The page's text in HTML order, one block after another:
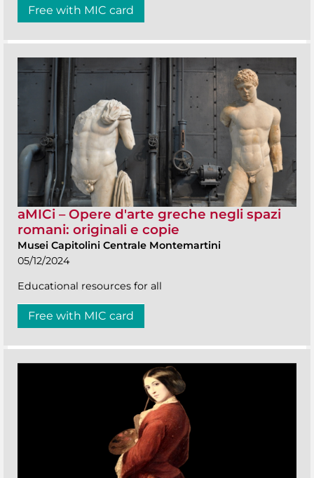
Free with MIC card
aMICi – Opere d'arte greche negli spazi
romani: originali e copie
Musei Capitolini Centrale Montemartini
05/12/2024
Educational resources for all
Free with MIC card